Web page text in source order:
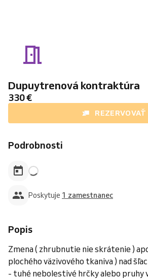
Dupuytrenová kontraktúra
330 €
REZERVOVAŤ
Podrobnosti
Poskytuje 1 zamestnanec
Popis
Zmena ( zhrubnutie nie skrátenie )
plochého väzivového tkaniva ) nad
- tuhé nebolestivé hrčky alebo pruhy